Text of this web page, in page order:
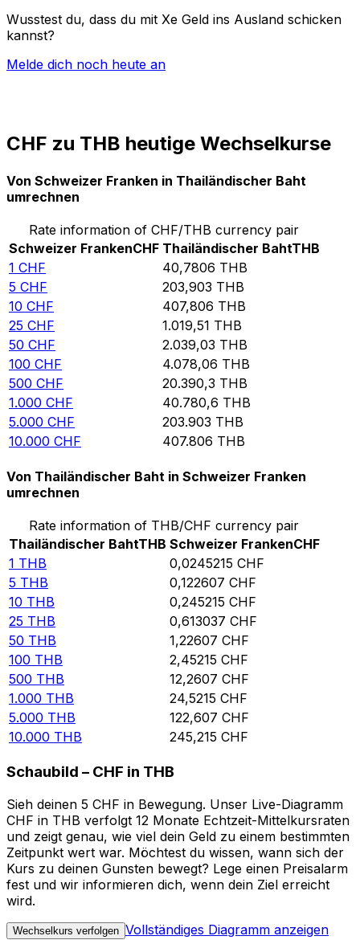
Wusstest du, dass du mit Xe Geld ins Ausland schicken
kannst?
Melde dich noch heute an
CHF zu THB heutige Wechselkurse
Von Schweizer Franken in Thailändischer Baht
umrechnen
Rate information of CHF/THB currency pair
Schweizer FrankenCHF Thailändischer BahtTHB
1 CHF 40,7806 THB
5 CHF 203,903 THB
10 CHF 407,806 THB
25 CHF 1.019,51 THB
50 CHF 2.039,03 THB
100 CHF 4.078,06 THB
500 CHF 20.390,3 THB
1.000 CHF 40.780,6 THB
5.000 CHF 203.903 THB
10.000 CHF 407.806 THB
Von Thailändischer Baht in Schweizer Franken
umrechnen
Rate information of THB/CHF currency pair
Thailändischer BahtTHB Schweizer FrankenCHF
1 THB 0,0245215 CHF
5 THB 0,122607 CHF
10 THB 0,245215 CHF
25 THB 0,613037 CHF
50 THB 1,22607 CHF
100 THB 2,45215 CHF
500 THB 12,2607 CHF
1.000 THB 24,5215 CHF
5.000 THB 122,607 CHF
10.000 THB 245,215 CHF
Schaubild – CHF in THB
Sieh deinen 5 CHF in Bewegung. Unser Live-Diagramm
CHF in THB verfolgt 12 Monate Echtzeit-Mittelkursraten
und zeigt genau, wie viel dein Geld zu einem bestimmten
Zeitpunkt wert war. Möchtest du wissen, wann sich der
Kurs zu deinen Gunsten bewegt? Lege einen Preisalarm
fest und wir informieren dich, wenn dein Ziel erreicht
wird.
Wechselkurs verfolgen Vollständiges Diagramm anzeigen